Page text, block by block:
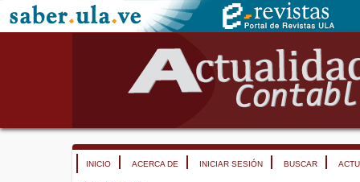
INICIO ACERCA DE INICIAR SESIÓN BUSCAR